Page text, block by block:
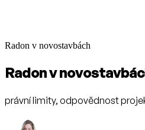
Radon v novostavbách
Radon v
právní limity, odpovědnost